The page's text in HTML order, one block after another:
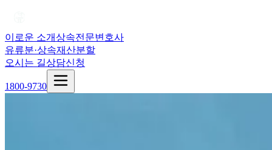
이로운 소개상속전문변호사
유류분·상속재산분할
오시는 길상담신청
1800-9730